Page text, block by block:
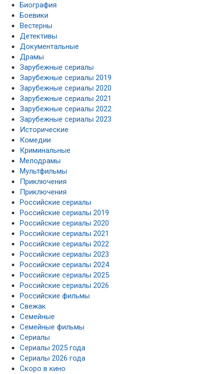
Вестерны
Детективы
Документальные
Драмы
Зарубежные сериалы
Зарубежные сериалы 2019
Зарубежные сериалы 2020
Зарубежные сериалы 2021
Зарубежные сериалы 2022
Зарубежные сериалы 2023
Исторические
Комедии
Криминальные
Мелодрамы
Мультфильмы
Приключения
Приключения
Российские сериалы
Российские сериалы 2019
Российские сериалы 2020
Российские сериалы 2021
Российские сериалы 2022
Российские сериалы 2023
Российские сериалы 2024
Российские сериалы 2025
Российские сериалы 2026
Российские фильмы
Свежак
Семейные
Семейные фильмы
Сериалы
Сериалы 2025 года
Сериалы 2026 года
Скоро в кино
Триллеры
Турецкие сериалы